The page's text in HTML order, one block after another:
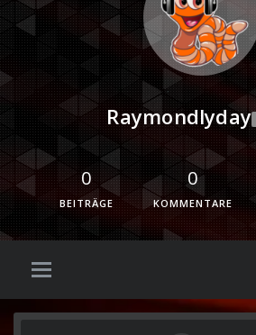
Raymondlyday
0
BEITRÄGE
0
KOMMENTARE